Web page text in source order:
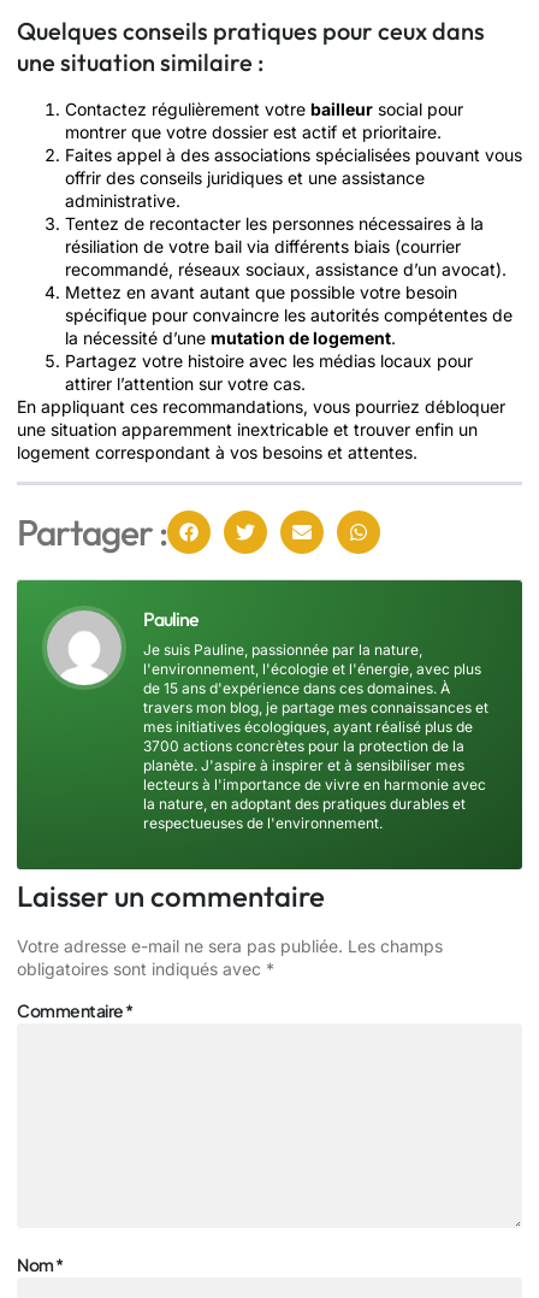
Quelques conseils pratiques pour ceux dans
une situation similaire :
Contactez régulièrement votre bailleur social pour
montrer que votre dossier est actif et prioritaire.
Faites appel à des associations spécialisées pouvant vous
offrir des conseils juridiques et une assistance
administrative.
Tentez de recontacter les personnes nécessaires à la
résiliation de votre bail via différents biais (courrier
recommandé, réseaux sociaux, assistance d’un avocat).
Mettez en avant autant que possible votre besoin
spécifique pour convaincre les autorités compétentes de
la nécessité d’une mutation de logement.
Partagez votre histoire avec les médias locaux pour
attirer l’attention sur votre cas.
En appliquant ces recommandations, vous pourriez débloquer
une situation apparemment inextricable et trouver enfin un
logement correspondant à vos besoins et attentes.
Partager :
Pauline
Je suis Pauline, passionnée par la nature,
l'environnement, l'écologie et l'énergie, avec plus
de 15 ans d'expérience dans ces domaines. À
travers mon blog, je partage mes connaissances et
mes initiatives écologiques, ayant réalisé plus de
3700 actions concrètes pour la protection de la
planète. J'aspire à inspirer et à sensibiliser mes
lecteurs à l'importance de vivre en harmonie avec
la nature, en adoptant des pratiques durables et
respectueuses de l'environnement.
Laisser un commentaire
Votre adresse e-mail ne sera pas publiée. Les champs
obligatoires sont indiqués avec *
Commentaire*
Nom*